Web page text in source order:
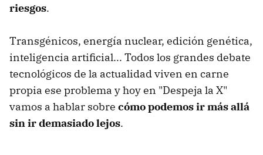
riesgos.
Transgénicos, energía nuclear, edición genética,
inteligencia artificial... Todos los grandes debate
tecnológicos de la actualidad viven en carne
propia ese problema y hoy en "Despeja la X"
vamos a hablar sobre cómo podemos ir más allá
sin ir demasiado lejos.